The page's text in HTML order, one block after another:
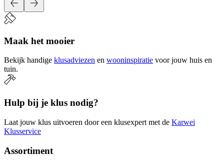
Maak het mooier
Bekijk handige klusadviezen en wooninspiratie voor jouw huis en
tuin.
Hulp bij je klus nodig?
Laat jouw klus uitvoeren door een klusexpert met de Karwei
Klusservice
Assortiment